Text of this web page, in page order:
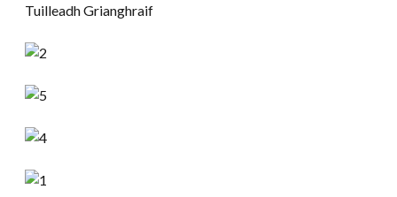
Tuilleadh Grianghraif